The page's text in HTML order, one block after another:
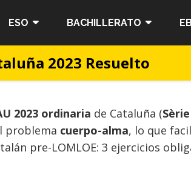
ESO BACHILLERATO
2023 Resuelto
2023 ordinaria de Cataluña (
problema cuerpo-alma, lo que
pre-LOMLOE: 3 ejercicios